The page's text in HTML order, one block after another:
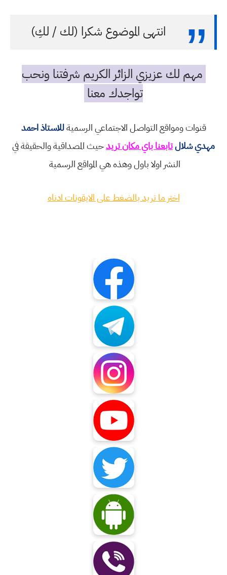
انتهى الموضوع شكرا (لك / لكِ)
مهم لك عزيزي الزائر الكريم شرفتنا ونحب
تواجدك معنا
قنوات ومواقع التواصل الاجتماعي الرسميةللاستاذ احمد
مهدي شلالتابعنا باي مكان تريدحيث المصداقية والحقيقة في
النشر اولا باول وهذه هي المواقع الرسمية
اختر ما تريد بالضغط على الايقونات ادناه